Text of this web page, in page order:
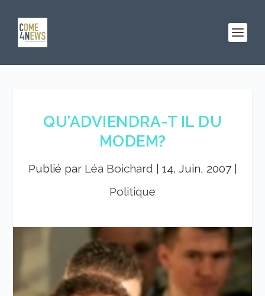
QU’ADVIENDRA-T IL DU
MODEM?
Publié par Léa Boichard 14, Juin, 2007|
Politique